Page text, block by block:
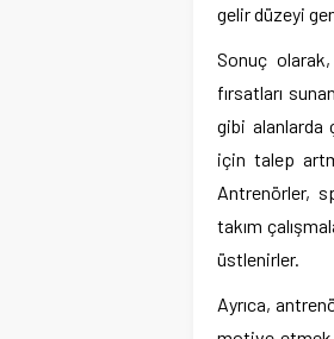
gelir düzeyi
Sonuç
fırsatları
gibi alanlarda
için talep
Antrenörler,
takım
üstlenirler.
Ayrıca,